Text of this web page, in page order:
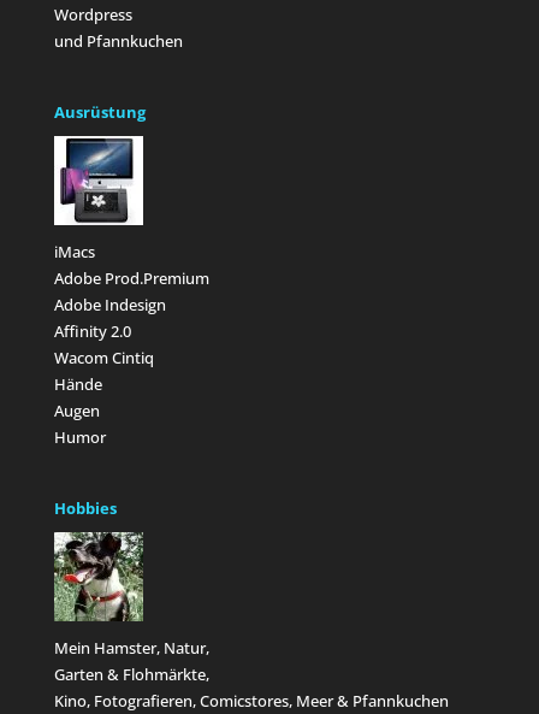
Wordpress
und Pfannkuchen
Ausrüstung
iMacs
Adobe Prod.Premium
Adobe Indesign
Affinity 2.0
Wacom Cintiq
Hände
Augen
Humor
Hobbies
Mein Hamster, Natur,
Garten & Flohmärkte,
Kino, Fotografieren, Comicstores, Meer & Pfannkuchen